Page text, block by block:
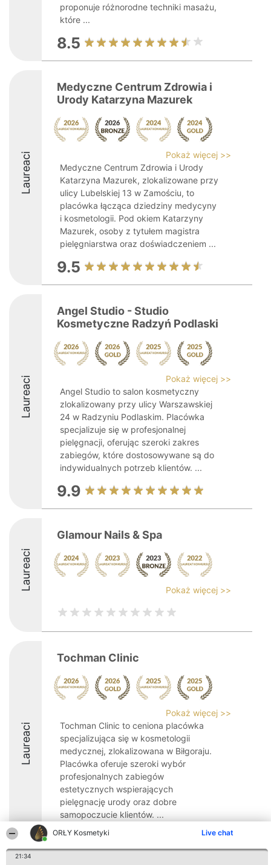
ORŁY Kosmetyki Live chat
21:34
proponuje różnorodne techniki masażu,
które ...
8.5
Laureaci
Medyczne Centrum Zdrowia i
Urody Katarzyna Mazurek
Pokaż więcej >>
Medyczne Centrum Zdrowia i Urody
Katarzyna Mazurek, zlokalizowane przy
ulicy Lubelskiej 13 w Zamościu, to
placówka łącząca dziedziny medycyny
i kosmetologii. Pod okiem Katarzyny
Mazurek, osoby z tytułem magistra
pielęgniarstwa oraz doświadczeniem ...
9.5
Laureaci
Angel Studio - Studio
Kosmetyczne Radzyń Podlaski
Pokaż więcej >>
Angel Studio to salon kosmetyczny
zlokalizowany przy ulicy Warszawskiej
24 w Radzyniu Podlaskim. Placówka
specjalizuje się w profesjonalnej
pielęgnacji, oferując szeroki zakres
zabiegów, które dostosowywane są do
indywidualnych potrzeb klientów. ...
9.9
Laureaci
Glamour Nails & Spa
Pokaż więcej >>
Laureaci
Tochman Clinic
Pokaż więcej >>
Tochman Clinic to ceniona placówka
specjalizująca się w kosmetologii
medycznej, zlokalizowana w Biłgoraju.
Placówka oferuje szeroki wybór
profesjonalnych zabiegów
estetycznych wspierających
pielęgnację urody oraz dobre
samopoczucie klientów. ...
10